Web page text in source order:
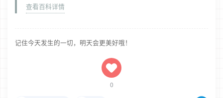
查看百科详情
记住今天发生的一切，明天会更美好哦！
0